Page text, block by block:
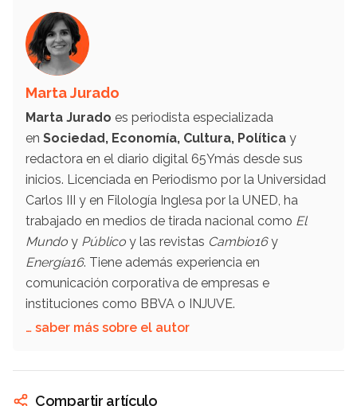
Marta Jurado
Marta Jurado es periodista especializada
en Sociedad, Economía, Cultura, Política y
redactora en el diario digital 65Ymás desde sus
inicios. Licenciada en Periodismo por la Universidad
Carlos III y en Filología Inglesa por la UNED, ha
trabajado en medios de tirada nacional como El
Mundo y Público y las revistas Cambio16y
Energía16. Tiene además experiencia en
comunicación corporativa de empresas e
instituciones como BBVA o INJUVE.
… saber más sobre el autor
Compartir artículo